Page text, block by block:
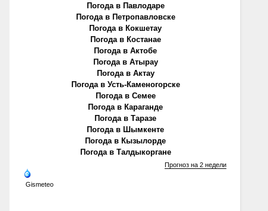
Погода в Павлодаре
Погода в Петропавловске
Погода в Кокшетау
Погода в Костанае
Погода в Актобе
Погода в Атырау
Погода в Актау
Погода в Усть-Каменогорске
Погода в Семее
Погода в Караганде
Погода в Таразе
Погода в Шымкенте
Погода в Кызылорде
Погода в Талдыкоргане
Gismeteo
Прогноз на 2 недели